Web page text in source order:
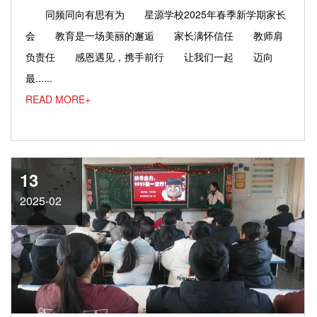
同频同向有思有为 星源学校2025年春季新学期家长
会 教育是一场美丽的邂逅 家长满怀信任 教师肩
负责任 感恩遇见，携手前行 让我们一起 迈向
最......
READ MORE+
13
2025-02